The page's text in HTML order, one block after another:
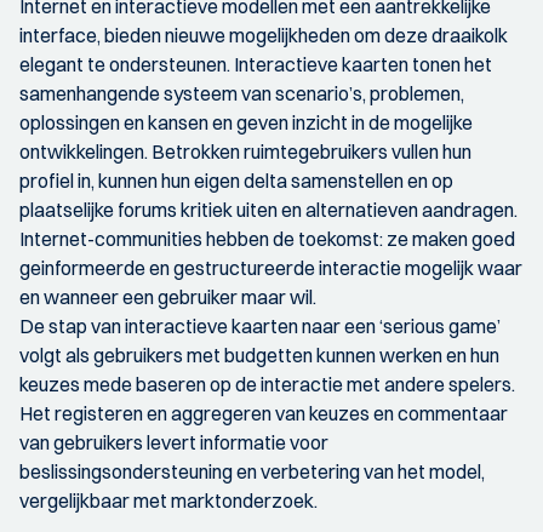
Internet en interactieve modellen met een aantrekkelijke
interface, bieden nieuwe mogelijkheden om deze draaikolk
elegant te ondersteunen. Interactieve kaarten tonen het
samenhangende systeem van scenario’s, problemen,
oplossingen en kansen en geven inzicht in de mogelijke
ontwikkelingen. Betrokken ruimtegebruikers vullen hun
profiel in, kunnen hun eigen delta samenstellen en op
plaatselijke forums kritiek uiten en alternatieven aandragen.
Internet-communities hebben de toekomst: ze maken goed
geinformeerde en gestructureerde interactie mogelijk waar
en wanneer een gebruiker maar wil.
De stap van interactieve kaarten naar een ‘serious game’
volgt als gebruikers met budgetten kunnen werken en hun
keuzes mede baseren op de interactie met andere spelers.
Het registeren en aggregeren van keuzes en commentaar
van gebruikers levert informatie voor
beslissingsondersteuning en verbetering van het model,
vergelijkbaar met marktonderzoek.